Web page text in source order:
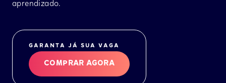
aprendizado.
GARANTA JÁ SUA VAGA
COMPRAR AGORA